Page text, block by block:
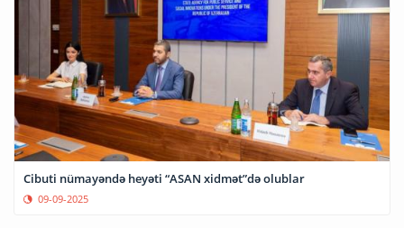
Cibuti nümayəndə heyəti “ASAN xidmət”də olublar
09-09-2025